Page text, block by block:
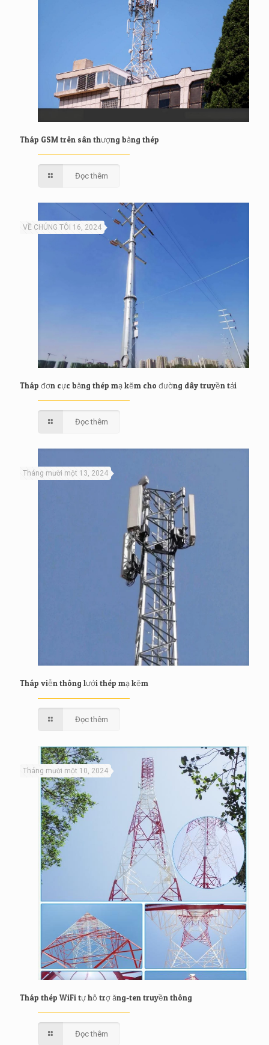
Tháp GSM trên sân thượng bằng thép
Đọc thêm
VỀ CHÚNG TÔI 16, 2024
Tháp đơn cực bằng thép mạ kẽm cho đường dây truyền tải
Đọc thêm
Tháng mười một 13, 2024
Tháp viễn thông lưới thép mạ kẽm
Đọc thêm
Tháng mười một 10, 2024
Tháp thép WiFi tự hỗ trợ ăng-ten truyền thông
Đọc thêm